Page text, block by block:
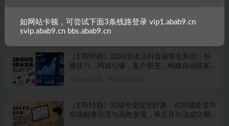
程：泛目录秒收，蜘蛛池搭桥，霸屏截流，7天
抢占首页暴利词
实战VIP项目
（17090期）2026实体店抖音获客全系统：拍
摄技巧，同城引爆，客户裂变，构建自动获客
（17015期）同城号变现进阶课：在同城赛道中
实现精准引流与高效变现，单店月引流成交额
如网站卡顿，可尝试下面3条线路登录 vip1.abab9.cn
svip.abab9.cn bbs.abab9.cn